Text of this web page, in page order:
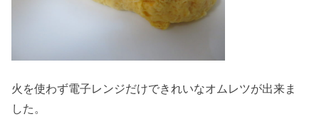
火を使わず電子レンジだけできれいなオムレツが出来ま
した。